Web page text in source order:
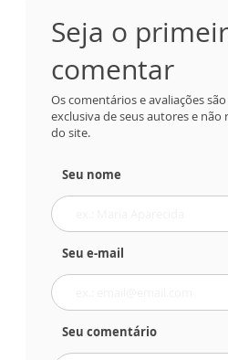
Seja o
comentar
Os comentários e avaliações
exclusiva de seus autores e
do site.
Seu nome
Seu e-mail
Seu comentário